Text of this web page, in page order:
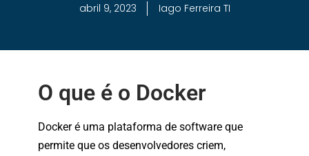
abril 9, 2023 Iago Ferreira TI
O que é o Docker
Docker é uma plataforma de software que
permite que os desenvolvedores criem,